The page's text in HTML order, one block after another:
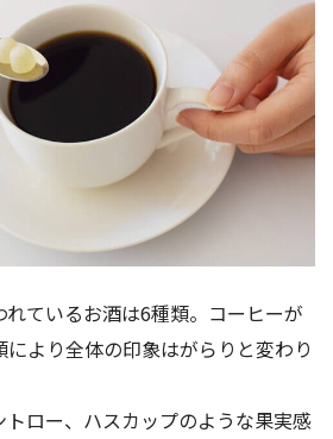
れているお酒は6種類。コーヒーが
より全体の印象はがらりと変わり
トロー、ハスカップのような果実感